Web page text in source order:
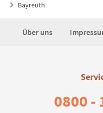
Bayreuth
Über uns
0800 -